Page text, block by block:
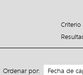
Ordenar por: